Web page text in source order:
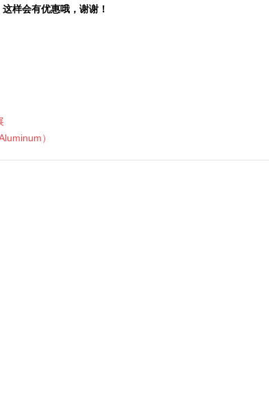
样会有优惠哦，谢谢！
）